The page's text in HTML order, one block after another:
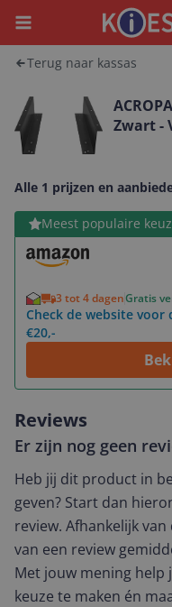
Menu
Terug naar kassas
Zwart -
Alle 1 prijzen en
Meest populaire
3 tot 4 dagenGratis
Check de website
€20,-
Bekijk product
Reviews
Er zijn nog geen
Heb jij dit product in
geven? Start dan
review. Afhankelijk
van een review
Met jouw mening help
keuze te maken én